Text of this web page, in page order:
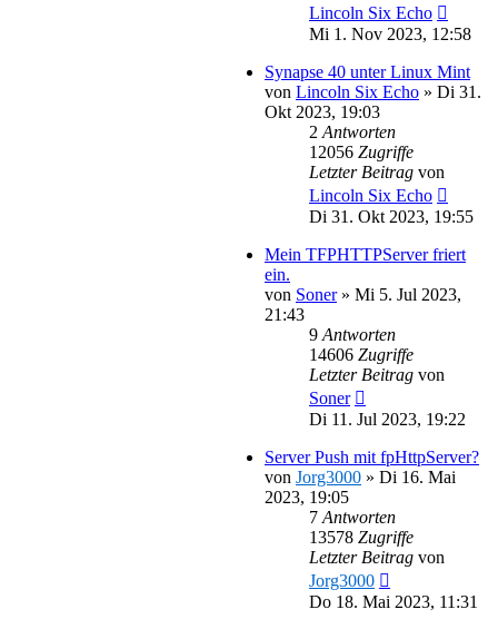
Lincoln Six Echo
Mi 1. Nov 2023, 12:58
Synapse 40 unter Linux Mint
von Lincoln Six Echo » Di 31.
Okt 2023, 19:03
2 Antworten
12056 Zugriffe
Letzter Beitrag von
Lincoln Six Echo
Di 31. Okt 2023, 19:55
Mein TFPHTTPServer friert
ein.
von Soner» Mi 5. Jul 2023,
21:43
9 Antworten
14606 Zugriffe
Letzter Beitrag von
Soner
Di 11. Jul 2023, 19:22
Server Push mit fpHttpServer?
von Jorg3000 » Di 16. Mai
2023, 19:05
7 Antworten
13578 Zugriffe
Letzter Beitrag von
Jorg3000
Do 18. Mai 2023, 11:31